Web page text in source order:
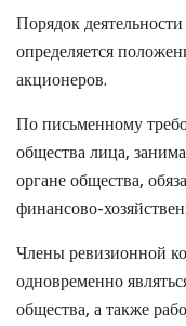
Порядок
определяется
акционеров.
По письменному
общества лица,
органе общества,
финансово-
Члены ревизионной
одновременно
общества, а также